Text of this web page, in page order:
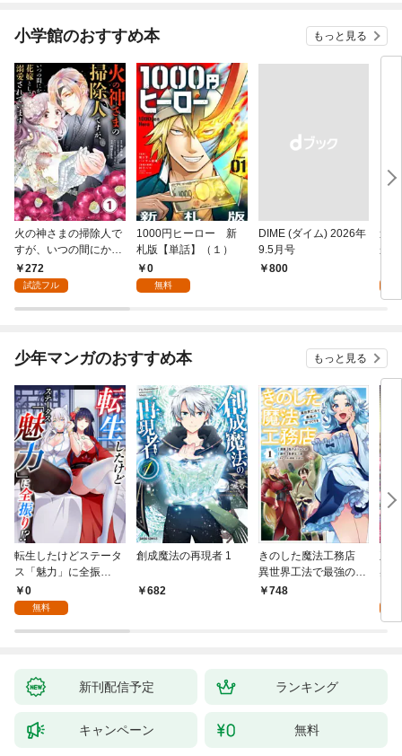
小学館のおすすめ本 もっと見る
火の神さまの掃除人で
すが、いつの間にか花
嫁として溺愛されてい
ます【単話】（１）
272
試読フル
1000円ヒーロー 新
札版【単話】（１）
0
無料
DIME (ダイム) 2026年
9.5月号
￥800
追
か
れ
（
少年マンガのおすすめ本 もっと見る
転生したけどステータ
ス「魅力」に全振
り！？(1)
0
無料
創成魔法の再現者 1
682
きのした魔法工務店
異世界工法で最強の家
づくりを（コミック）
748
兆
る
新刊配信予定 ランキング
キャンペーン 無料